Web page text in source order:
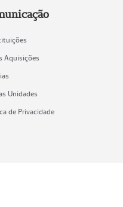
Aquisições
Unidades
de Privacidade